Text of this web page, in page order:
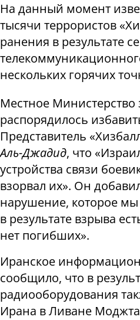
На данный момент
тысячи террористов
ранения в результате
нескольких горячих
Местное Министерство
распорядилось
Представитель
Аль-Джадид, что
устройства связи
взорвал их». Он
нарушение, которое мы
в результате взрыва
нет погибших».
Иранское
сообщило, что в
радиооборудования
Ирана в Ливане